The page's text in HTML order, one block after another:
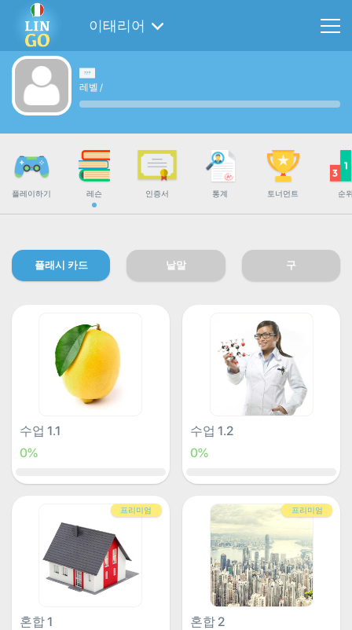
이태리어
레벨 /
플레이하기 레슨 인증서 통계 토너먼트 순
플래시 카드 낱말 구
수업 1.1
0%
수업 1.2
0%
프리미엄
혼합 1
프리미엄
혼합 2